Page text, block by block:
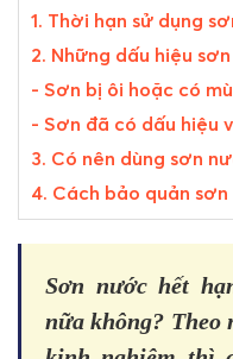
1. Thời hạn sử dụng
2. Những dấu hiệu
- Sơn bị ôi hoặc có
- Sơn đã có dấu hiệu
3. Có nên dùng sơn
4. Cách bảo quản
Sơn nước hết
nữa không?